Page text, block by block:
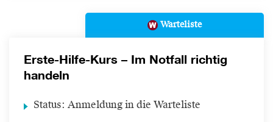
Warteliste
Erste-Hilfe-Kurs – Im Notfall richtig
handeln
Status: Anmeldung in die Warteliste